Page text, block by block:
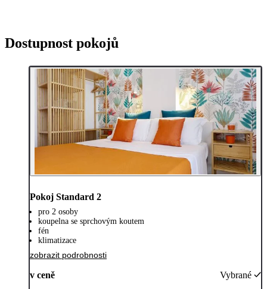
Dostupnost pokojů
Pokoj Standard 2
pro 2 osoby
koupelna se sprchovým koutem
fén
klimatizace
zobrazit podrobnosti
v ceně Vybrané